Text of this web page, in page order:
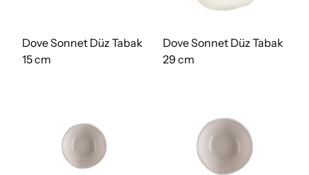
Dove Sonnet Düz Tabak
15 cm
Dove Sonnet Düz Tabak
29 cm